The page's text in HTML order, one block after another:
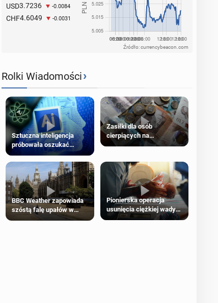
USD3.7236 -0.0084
CHF4.6049 -0.0031
Źródło: currencybeacon.com
Rolki Wiadomości›
Sztuczna inteligencja
próbowała oszukać
człowieka
Zasiłki dla osób
cierpiących na
schorzenia psychiczne
BBC Weather zapowiada
szóstą falę upałów w
Londynie
Pionierska operacja
usunięcia ciężkiej wady
wrodzonej płodu w łonie